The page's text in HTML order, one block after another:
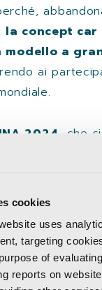
cookies
uses
targeting
of
reports on
la concept car
a
ai
2024, che
lo stand
di
un
design